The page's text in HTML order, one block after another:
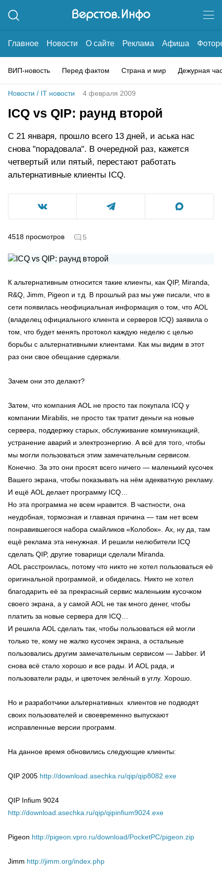
Главное Новости О сайте Реклама Афиша
ВИП-новость Перед фактом Страна и мир Дежурная
Новости / IT новости 4 февраля 2009
ICQ vs QIP: раунд второй
С 21 января, прошло всего 13 дней, и аська нас
снова "порадовала". В очередной раз, кажется
четвертый или пятый, перестают работать
альтернативные клиенты ICQ.
4518 просмотров 5
К альтернативным относится такие клиенты, как QIP, Miranda,
R&Q, Jimm, Pigeon и т.д. В прошлый раз мы уже писали, что в
сети появилась неофициальная информация о том, что AOL
(владелец официального клиента и серверов ICQ) заявила о
том, что будет менять протокол каждую неделю с целью
борьбы с альтернативными клиентами. Как мы видим в этот
раз они свое обещание сдержали.
Зачем они это делают?
Затем, что компания AOL не просто так покупала ICQ у
компании Mirabilis, не просто так тратит деньги на новые
сервера, поддержку старых, обслуживание коммуникаций,
устранение аварий и электроэнергию. А всё для того, чтобы
мы могли пользоваться этим замечательным сервисом.
Конечно. За это они просят всего ничего — маленький кусочек
Вашего экрана, чтобы показывать на нём адекватную рекламу.
И ещё AOL делает программу ICQ…
Но эта программа не всем нравится. В частности, она
неудобная, тормозная и главная причина — там нет всем
понравившегося набора смайликов «Колобок». Ах, ну да, там
ещё реклама эта ненужная. И решили нелюбители ICQ
сделать QIP, другие товарищи сделали Miranda.
AOL расстроилась, потому что никто не хотел пользоваться её
оригинальной программой, и обиделась. Никто не хотел
благодарить её за прекрасный сервис маленьким кусочком
своего экрана, а у самой AOL не так много денег, чтобы
платить за новые сервера для ICQ…
И решила AOL сделать так, чтобы пользоваться ей могли
только те, кому не жалко кусочек экрана, а остальные
пользовались другим замечательным сервисом — Jabber. И
снова всё стало хорошо и все рады. И AOL рада, и
пользователи рады, и цветочек зелёный в углу. Хорошо.
Но и разработчики альтернативных клиентов не подводят
своих пользователей и своевременно выпускают
исправленные версии программ.
На данное время обновились следующие клиенты:
QIP 2005 http://download.asechka.ru/qip/qip8082.exe
QIP Infium 9024
http://download.asechka.ru/qip/qipinfium9024.exe
Pigeon http://pigeon.vpro.ru/download/PocketPC/pigeon.zip
Jimm http://jimm.org/index.php